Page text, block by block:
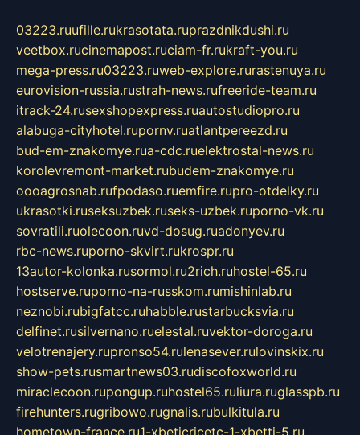
03223.ruufille.rukrasotata.ruprazdnikdushi.ru
veetbox.rucinemapost.ruciam-fr.rukraft-you.ru
mega-press.ru03223.ruweb-explore.rurastenuya.ru
eurovision-russia.rustrah-news.rufreeride-team.ru
itrack-24.rusexshopexpress.ruautostudiopro.ru
alabuga-cityhotel.rupornv.ruatlantpereezd.ru
bud-em-znakomye.rua-cdc.ruelektrostal-news.ru
korolevremont-market.rubudem-znakomye.ru
oooagrosnab.rufpodaso.ruemfire.rupro-otdelky.ru
ukrasotki.ruseksuzbek.ruseks-uzbek.ruporno-vk.ru
sovratili.ruolecoon.ruvd-dosug.ruadonyev.ru
rbc-news.ruporno-skvirt.rukrospr.ru
13autor-kolonka.rusormol.ru2rich.ruhostel-65.ru
hostserve.ruporno-na-russkom.rumishinlab.ru
neznobi.rubigfatcc.ruhabble.rustarbucksvia.ru
delfinet.rusilvernano.ruelestal.ruvektor-doroga.ru
velotrenajery.rupronso54.rulenasever.rulovinskix.ru
show-pets.rusmartnews03.rudiscofoxworld.ru
miraclecoon.rupongup.ruhostel65.ruliura.ruglasspb.ru
firehunters.rugribowo.rugnalis.rubulkitula.ru
hometown-france.ru1-xbeticricetc-1-xbetti-5.ru